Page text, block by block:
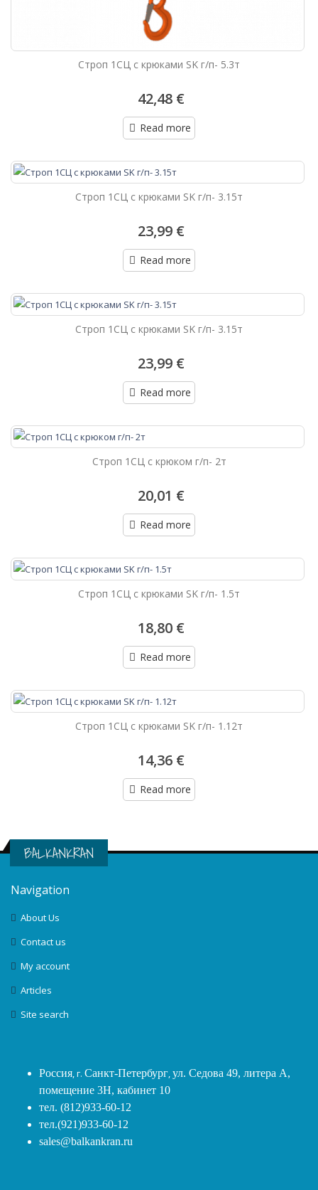
Строп 1СЦ с крюками SK г/п- 5.3т
42,48 €
Read more
Строп 1СЦ с крюками SK г/п- 3.15т
23,99 €
Read more
Строп 1СЦ с крюками SK г/п- 3.15т
23,99 €
Read more
Строп 1СЦ с крюком г/п- 2т
20,01 €
Read more
Строп 1СЦ с крюками SK г/п- 1.5т
18,80 €
Read more
Строп 1СЦ с крюками SK г/п- 1.12т
14,36 €
Read more
BALKANKRAN
Navigation
About Us
Contact us
My account
Articles
Site search
Россия, г. Санкт-Петербург,ул. Седова 49, литера А,
помещение 3Н, кабинет 10
тел. (812)933-60-12
тел.(921)933-60-12
sales@balkankran.ru